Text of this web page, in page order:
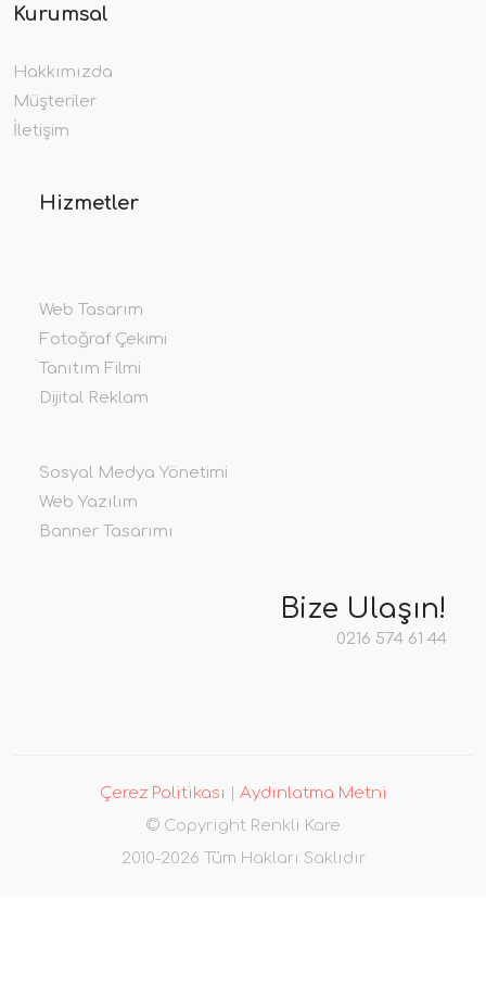
Kurumsal
Hakkımızda
Müşteriler
İletişim
Hizmetler
Web Tasarım
Fotoğraf Çekimi
Tanıtım Filmi
Dijital Reklam
Sosyal Medya Yönetimi
Web Yazılım
Banner Tasarımı
Bize Ulaşın!
0216 574 61 44
Çerez Politikası
Aydınlatma Metni
© Copyright Renkli Kare
2010-2026 Tüm Hakları Saklıdır